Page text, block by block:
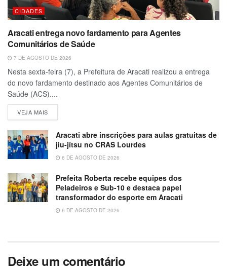
CIDADES
Aracati entrega novo fardamento para Agentes
Comunitários de Saúde
7 DE AGOSTO DE 2026
Nesta sexta-feira (7), a Prefeitura de Aracati realizou a entrega
do novo fardamento destinado aos Agentes Comunitários de
Saúde (ACS)....
VEJA MAIS
Aracati abre inscrições para aulas gratuitas de
jiu-jítsu no CRAS Lourdes
6 DE AGOSTO DE 2026
Prefeita Roberta recebe equipes dos
Peladeiros e Sub-10 e destaca papel
transformador do esporte em Aracati
6 DE AGOSTO DE 2026
Deixe um comentário